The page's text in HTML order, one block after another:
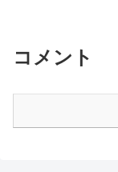
コメント